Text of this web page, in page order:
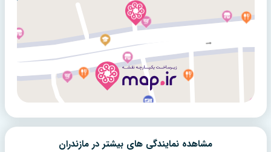
مشاهده نمایندگی های بیشتر در مازندران